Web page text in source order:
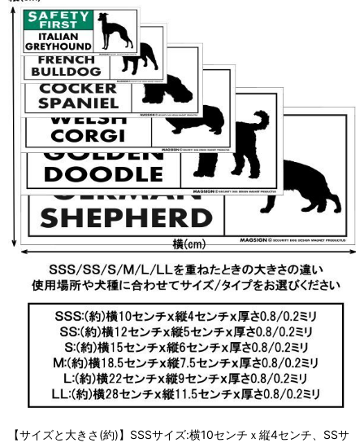
【サイズと大きさ(約)】SSSサイズ:横10センチｘ縦4センチ、SSサ